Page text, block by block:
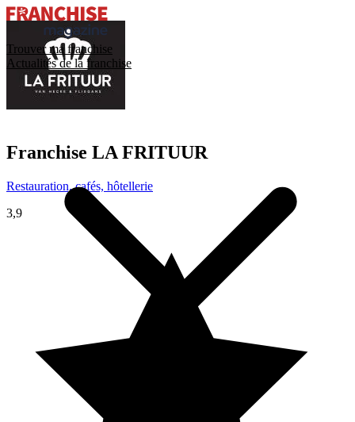
Trouver ma franchise
Actualités de la franchise
Franchise LA FRITUUR
Restauration, cafés, hôtellerie
3,9